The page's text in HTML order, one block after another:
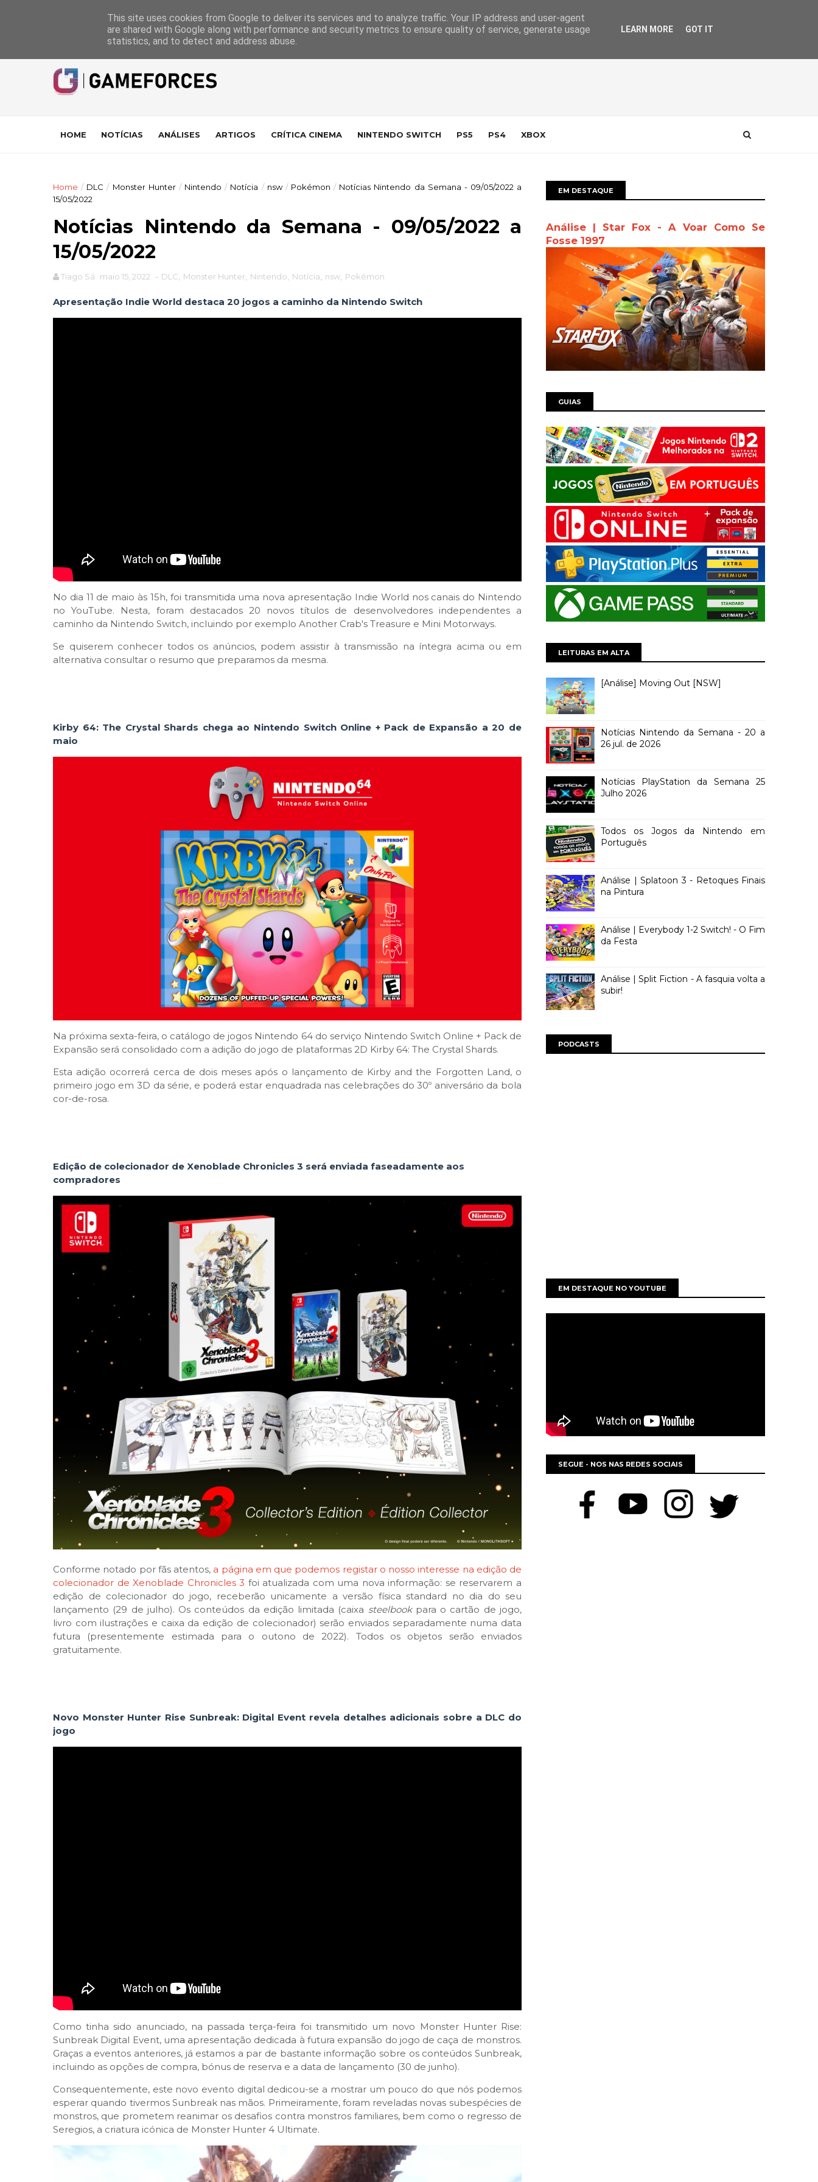
A equipa Pontuações das Análises Suporte da Indústria Contacto
HOME NOTÍCIAS ANÁLISES ARTIGOS CRÍTICA CINEMA NINTENDO SWITCH PS5 PS4 XBOX
Home / DLC / Monster Hunter / Nintendo / Notícia / nsw / Pokémon / Notícias Nintendo da Semana - 09/05/2022 a
15/05/2022
Notícias Nintendo da Semana - 09/05/2022 a
15/05/2022
Tiago Sá maio 15, 2022 - DLC Monster Hunter Nintendo Notícia nsw Pokémon
Apresentação Indie World destaca 20 jogos a caminho da Nintendo Switch
No dia 11 de maio às 15h, foi transmitida uma nova apresentação Indie World nos canais do Nintendo
no YouTube. Nesta, foram destacados 20 novos títulos de desenvolvedores independentes a
caminho da Nintendo Switch, incluindo por exemplo Another Crab's Treasure e Mini Motorways.
Se quiserem conhecer todos os anúncios, podem assistir à transmissão na íntegra acima ou em
alternativa consultar o resumo que preparamos da mesma.
Kirby 64: The Crystal Shards chega ao Nintendo Switch Online + Pack de Expansão a 20 de
maio
Na próxima sexta-feira, o catálogo de jogos Nintendo 64 do serviço Nintendo Switch Online + Pack de
Expansão será consolidado com a adição do jogo de plataformas 2D Kirby 64: The Crystal Shards.
Esta adição ocorrerá cerca de dois meses após o lançamento de Kirby and the Forgotten Land, o
primeiro jogo em 3D da série, e poderá estar enquadrada nas celebrações do 30º aniversário da bola
cor-de-rosa.
Edição de colecionador de Xenoblade Chronicles 3 será enviada faseadamente aos
compradores
Conforme notado por fãs atentos, a página em que podemos registar o nosso interesse na edição de
colecionador de Xenoblade Chronicles 3 foi atualizada com uma nova informação: se reservarem a
edição de colecionador do jogo, receberão unicamente a versão física standard no dia do seu
lançamento (29 de julho). Os conteúdos da edição limitada (caixa steelbookpara o cartão de jogo,
livro com ilustrações e caixa da edição de colecionador) serão enviados separadamente numa data
futura (presentemente estimada para o outono de 2022). Todos os objetos serão enviados
gratuitamente.
Novo Monster Hunter Rise Sunbreak: Digital Event revela detalhes adicionais sobre a DLC do
jogo
Como tinha sido anunciado, na passada terça-feira foi transmitido um novo Monster Hunter Rise:
Sunbreak Digital Event, uma apresentação dedicada à futura expansão do jogo de caça de monstros.
Graças a eventos anteriores, já estamos a par de bastante informação sobre os conteúdos Sunbreak,
incluindo as opções de compra, bónus de reserva e a data de lançamento (30 de junho).
Consequentemente, este novo evento digital dedicou-se a mostrar um pouco do que nós podemos
esperar quando tivermos Sunbreak nas mãos. Primeiramente, foram reveladas novas subespécies de
monstros, que prometem reanimar os desafios contra monstros familiares, bem como o regresso de
Seregios, a criatura icónica de Monster Hunter 4 Ultimate.
EM DESTAQUE
Análise | Star Fox - A Voar Como Se
Fosse 1997
GUIAS
LEITURAS EM ALTA
[Análise] Moving Out [NSW]
Notícias Nintendo da Semana - 20 a
26 jul. de 2026
Notícias PlayStation da Semana 25
Julho 2026
Todos os Jogos da Nintendo em
Português
Análise | Splatoon 3 - Retoques Finais
na Pintura
Análise | Everybody 1-2 Switch! - O Fim
da Festa
Análise | Split Fiction - A fasquia volta a
subir!
PODCASTS
EM DESTAQUE NO YOUTUBE
SEGUE - NOS NAS REDES SOCIAIS
This site uses cookies from Google to deliver its services and to analyze traffic. Your IP address and user-agent
are shared with Google along with performance and security metrics to ensure quality of service, generate usage
statistics, and to detect and address abuse.
LEARN MORE GOT IT